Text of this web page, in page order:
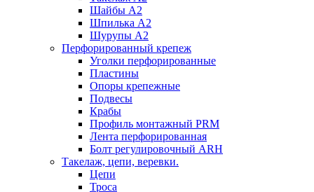
Шайбы А2
Шпилька А2
Шурупы А2
Перфорированный крепеж
Уголки перфорированные
Пластины
Опоры крепежные
Подвесы
Крабы
Профиль монтажный PRM
Лента перфорированная
Болт регулировочный ARH
Такелаж, цепи, веревки.
Цепи
Троса